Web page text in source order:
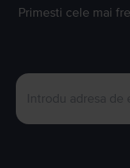
Primesti cele mai